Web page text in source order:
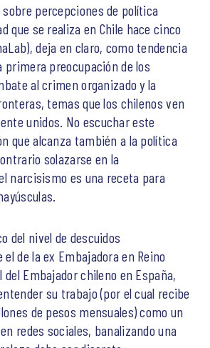
percepciones de política
que se realiza en Chile hace cinco
deja en claro, como tendencia
primera preocupación de los
al crimen organizado y la
temas que los chilenos ven
unidos. No escuchar este
que alcanza también a la política
solazarse en la
narcisismo es una receta para
del nivel de descuidos
de la ex Embajadora en Reino
del Embajador chileno en España,
su trabajo (por el cual recibe
de pesos mensuales) como un
redes sociales, banalizando una